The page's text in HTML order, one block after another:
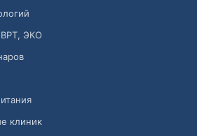
ВРТ, ЭКО
клиник